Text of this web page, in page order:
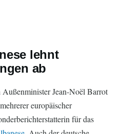
lehnt
ab
Jean-Noël Barrot
europäischer
für das